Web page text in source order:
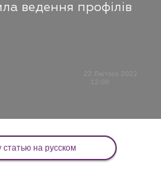
ведення профілів
22 Лютого 2022
статью на русском